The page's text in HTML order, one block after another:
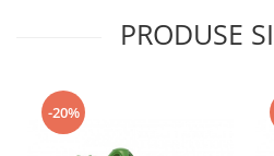
PRODUSE
-20%